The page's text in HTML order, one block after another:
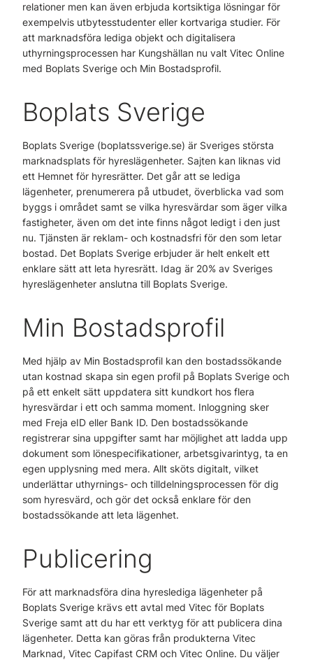
relationer men kan även erbjuda kortsiktiga lösningar för
exempelvis utbytesstudenter eller kortvariga studier. För
att marknadsföra lediga objekt och digitalisera
uthyrningsprocessen har Kungshällan nu valt Vitec Online
med Boplats Sverige och Min Bostadsprofil.
Boplats Sverige
Boplats Sverige (boplatssverige.se) är Sveriges största
marknadsplats för hyreslägenheter. Sajten kan liknas vid
ett Hemnet för hyresrätter. Det går att se lediga
lägenheter, prenumerera på utbudet, överblicka vad som
byggs i området samt se vilka hyresvärdar som äger vilka
fastigheter, även om det inte finns något ledigt i den just
nu. Tjänsten är reklam- och kostnadsfri för den som letar
bostad. Det Boplats Sverige erbjuder är helt enkelt ett
enklare sätt att leta hyresrätt. Idag är 20% av Sveriges
hyreslägenheter anslutna till Boplats Sverige.
Min Bostadsprofil
Med hjälp av Min Bostadsprofil kan den bostadssökande
utan kostnad skapa sin egen profil på Boplats Sverige och
på ett enkelt sätt uppdatera sitt kundkort hos flera
hyresvärdar i ett och samma moment. Inloggning sker
med Freja eID eller Bank ID. Den bostadssökande
registrerar sina uppgifter samt har möjlighet att ladda upp
dokument som lönespecifikationer, arbetsgivarintyg, ta en
egen upplysning med mera. Allt sköts digitalt, vilket
underlättar uthyrnings- och tilldelningsprocessen för dig
som hyresvärd, och gör det också enklare för den
bostadssökande att leta lägenhet.
Publicering
För att marknadsföra dina hyreslediga lägenheter på
Boplats Sverige krävs ett avtal med Vitec för Boplats
Sverige samt att du har ett verktyg för att publicera dina
lägenheter. Detta kan göras från produkterna Vitec
Marknad, Vitec Capifast CRM och Vitec Online. Du väljer